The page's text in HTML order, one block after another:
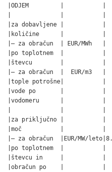
|ODJEM         |
|za dobavljene |
|količine      |
|– za obračun  | EUR/MWh
|po toplotnem  |
|števcu        |
|– za obračun  |  EUR/m3
|tople potrošne|
|vode po       |
|vodomeru      |
|za priključno |
|moč           |
|– za obračun  |EUR/MW/
|po toplotnem  |
|števcu in     |
|obračun po    |